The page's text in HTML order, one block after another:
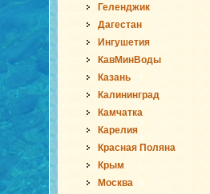
Геленджик
Дагестан
Ингушетия
КавМинВоды
Казань
Калининград
Камчатка
Карелия
Красная Поляна
Крым
Москва